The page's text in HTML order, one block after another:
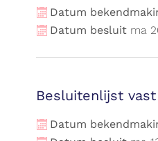
Datum
Datum besluit ma
Besluitenlijst
Datum